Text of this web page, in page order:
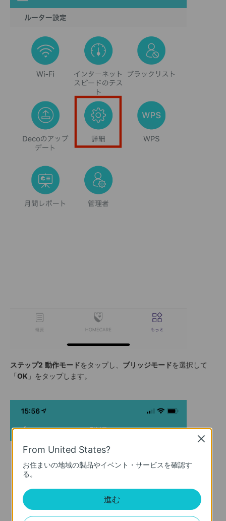
ステップ2 動作モードをタップし、 ブリッジモードを選択して
「OK 」をタップします。
From United States?
お住まいの地域の製品やイベント・サービスを確認す
る。
進む
Close